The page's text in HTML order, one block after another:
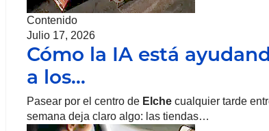
Contenido
Julio 17, 2026
Cómo la IA está
a los…
Pasear por el centro de Elche cualquier tarde
semana deja claro algo: las tiendas…